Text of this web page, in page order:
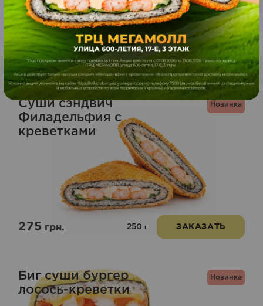
Похожие блюда
Новинка
Суши сэндвич
Филадельфия с
креветками
275грн. 250 г ЗАКАЗАТЬ
Новинка
Биг суши бургер
лосось-креветки